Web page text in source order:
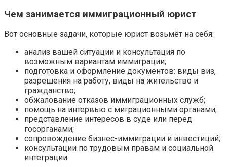
Чем занимается иммиграционный юрист
Вот основные задачи, которые юрист возьмёт на себя:
анализ вашей ситуации и консультация по
возможным вариантам иммиграции;
подготовка и оформление документов: виды виз,
разрешения на работу, виды на жительство и
гражданство;
обжалование отказов иммиграционных служб;
помощь на интервью с миграционными органами;
представление интересов в суде или перед
госорганами;
сопровождение бизнес-иммиграции и инвестиций;
консультации по трудовым правам и социальной
интеграции.